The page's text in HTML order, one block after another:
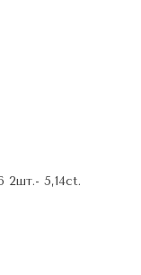
2шт.- 5,14ct.